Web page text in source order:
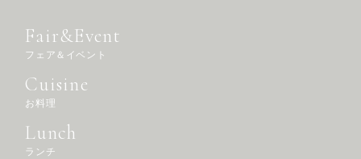
Fair&Event
フェア＆イベント
Cuisine
お料理
Lunch
ランチ